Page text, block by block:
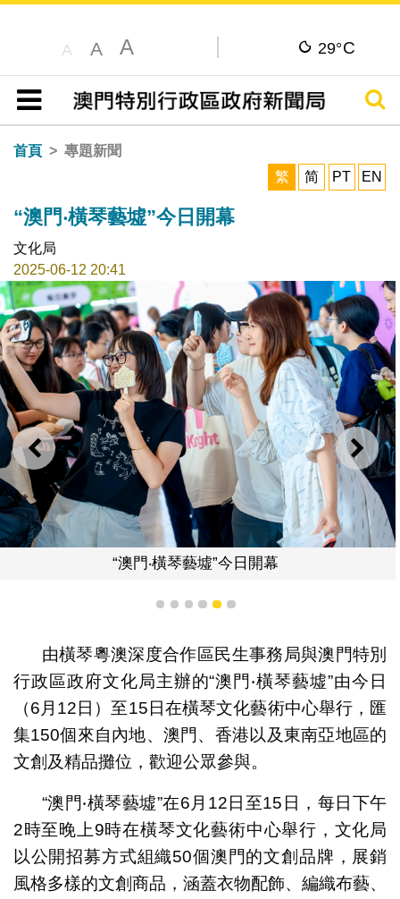
A A A 29°C
目錄
搜尋
首頁
專題新聞
繁
简 PT EN
“澳門‧橫琴藝墟”今日開幕
文化局
2025-06-12 20:41
上一則 下一
“澳門‧橫琴藝墟”今日開幕
1 2 3 4 5 6
由橫琴粵澳深度合作區民生事務局與澳門特別
行政區政府文化局主辦的“澳門‧橫琴藝墟”由今日
（6月12日）至15日在橫琴文化藝術中心舉行，匯
集150個來自內地、澳門、香港以及東南亞地區的
文創及精品攤位，歡迎公眾參與。
“澳門‧橫琴藝墟”在6月12日至15日，每日下午
2時至晚上9時在橫琴文化藝術中心舉行，文化局
以公開招募方式組織50個澳門的文創品牌，展銷
風格多樣的文創商品，涵蓋衣物配飾、編織布藝、